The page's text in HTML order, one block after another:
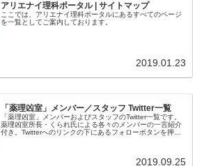
アリエナイ理科ポータル | サイトマップ
ここでは、アリエナイ理科ポータルにあるすべてのページ
を一覧としてご案内しております。
2019.01.23
「薬理凶室」メンバー／スタッフ Twitter一覧
「薬理凶室」メンバーおよびスタッフのTwitter一覧です。
薬理凶室所長・くられ氏による各々のメンバーの一言紹介
付き。Twitterへのリンクの下にあるフォローボタンを押す
2019.09.25